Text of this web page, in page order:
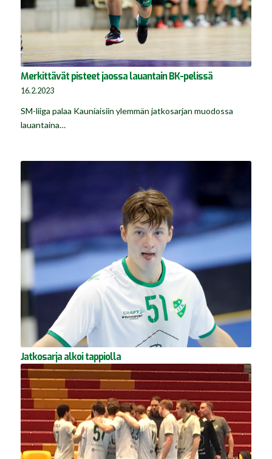
Merkittävät pisteet jaossa lauantain BK-pelissä
16.2.2023
SM-liiga palaa Kauniaisiin ylemmän jatkosarjan muodossa
lauantaina…
Jatkosarja alkoi tappiolla